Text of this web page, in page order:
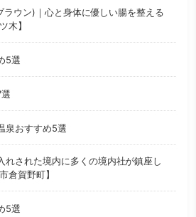
ラウン)｜心と身体に優しい腸を整える
木】
5選
泉おすすめ5選
れされた境内に多くの境内社が鎮座し
倉賀野町】
5選